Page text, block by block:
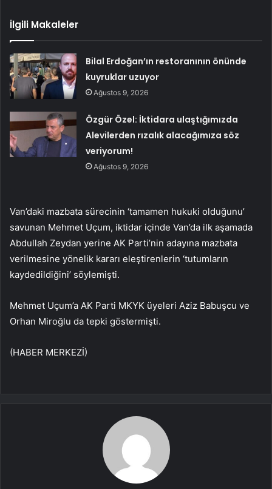
İlgili Makaleler
Bilal Erdoğan’ın restoranının önünde
kuyruklar uzuyor
Ağustos 9, 2026
Özgür Özel: İktidara ulaştığımızda
Alevilerden rızalık alacağımıza söz
veriyorum!
Ağustos 9, 2026
Van’daki mazbata sürecinin ‘tamamen hukuki olduğunu’
savunan Mehmet Uçum, iktidar içinde Van’da ilk aşamada
Abdullah Zeydan yerine AK Parti’nin adayına mazbata
verilmesine yönelik kararı eleştirenlerin ‘tutumların
kaydedildiğini’ söylemişti.
Mehmet Uçum’a AK Parti MKYK üyeleri Aziz Babuşcu ve
Orhan Miroğlu da tepki göstermişti.
(HABER MERKEZİ)